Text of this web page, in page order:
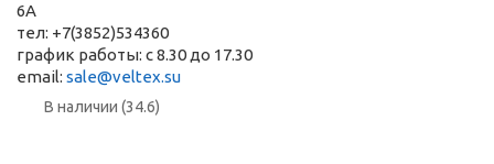
6А
тел: +7(3852)534360
график работы: с 8.30 до 17.30
email: sale@veltex.su
В наличии (34.6)